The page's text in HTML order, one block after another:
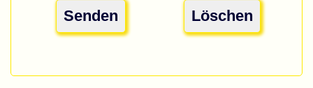
Senden Löschen